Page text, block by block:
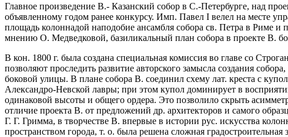
Главное произведение В.- Казанский собор в С.-Петербурге, над
объявленному годом ранее конкурсу. Имп. Павел I велел на месте
площадь колоннадой наподобие ансамбля собора св. Петра в Риме
мнению О. Медведковой, базиликальный план собора в проекте В.
В кон. 1800 г. была создана специальная комиссия во главе со
позволяют проследить развитие авторского замысла создания
боковой улицы. В плане собора В. соединил схему лат. креста с
Александро-Невской лавры; при этом купол доминирует в
одинаковой высоты и общего ордера. Это позволило скрыть
отличие проекта В. от предложений др. архитекторов и самого
Г. Г. Гримма, в творчестве В. впервые в истории рус. искусства
пространством города, т. о. была решена сложная градостроительная